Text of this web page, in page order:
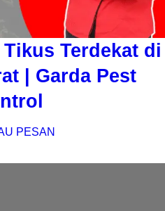
Terdekat di
| Garda Pest
PESAN